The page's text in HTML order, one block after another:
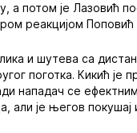
а потом је Лазовић
реакцијом
и шутева са
поготка. Кикић је
нападач се
али је његов покушај